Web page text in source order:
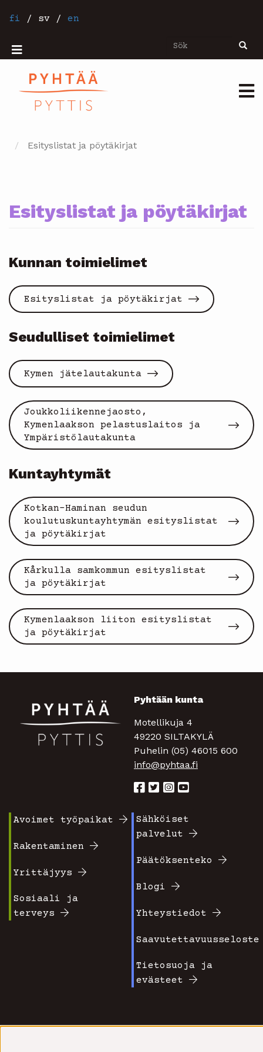
tillfi / sv / en
Sök Sök
Mobiilivalikko
Esityslistat ja pöytäkirjat
Esityslistat ja pöytäkirjat
Kunnan toimielimet
Esityslistat ja pöytäkirjat
Seudulliset toimielimet
Kymen jätelautakunta
Joukkoliikennejaosto,
Kymenlaakson pelastuslaitos ja
Ympäristölautakunta
Kuntayhtymät
Kotkan-Haminan seudun
koulutuskuntayhtymän esityslistat
ja pöytäkirjat
Kårkulla samkommun esityslistat
ja pöytäkirjat
Kymenlaakson liiton esityslistat
ja pöytäkirjat
Pyhtään kunta
Motellikuja 4
49220 SILTAKYLÄ
Puhelin (05) 46015 600
info@pyhtaa.fi
valikko
1
Avoimet työpaikat
Rakentaminen
Yrittäjyys
Sosiaali ja
terveys
Footer
2
Sähköiset
palvelut
Päätöksenteko
Blogi
Yhteystiedot
Saavutettavuusseloste
Tietosuoja ja
evästeet